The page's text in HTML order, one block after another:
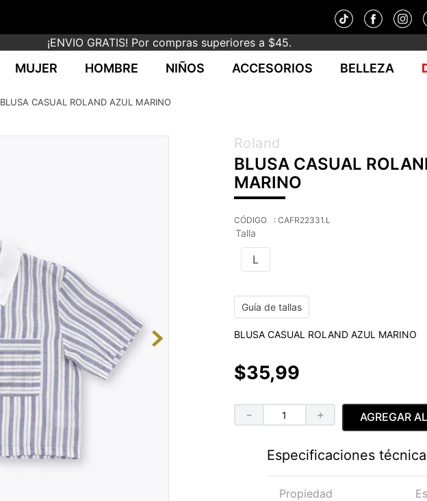
¡ENVIO GRATIS! Por compras superiores a $45.
MUJER HOMBRE NIÑOS ACCESORIOS BELLEZA
BLUSA CASUAL ROLAND AZUL MARINO
Roland
BLUSA CASUAL
MARINO
: CAFR22331.L
Talla
L
Guía de tallas
BLUSA CASUAL ROLAND AZUL MARINO
$35,99
＋
－ AGREGAR
Especificaciones
Propiedad